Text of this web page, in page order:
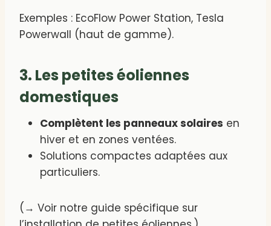
Exemples : EcoFlow Power Station, Tesla
Powerwall (haut de gamme).
3. Les petites éoliennes
domestiques
Complètent les panneaux solaires en
hiver et en zones ventées.
Solutions compactes adaptées aux
particuliers.
(→ Voir notre guide spécifique sur